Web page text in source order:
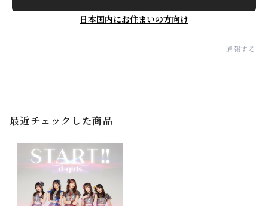
日本国内にお住まいの方向け
通報する
最近チェックした商品